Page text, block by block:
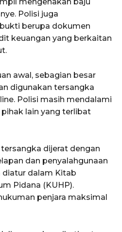
Polisi juga
berupa dokumen
keuangan yang berkaitan
awal, sebagian besar
digunakan tersangka
Polisi masih mendalami
lain yang terlibat
dijerat dengan
dan penyalahgunaan
dalam Kitab
Pidana (KUHP).
penjara maksimal